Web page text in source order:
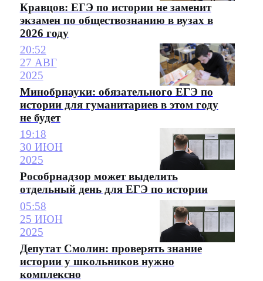
Кравцов: ЕГЭ по истории не заменит
экзамен по обществознанию в вузах в
2026 году
20:52
27 АВГ
2025
Минобрнауки: обязательного ЕГЭ по
истории для гуманитариев в этом году
не будет
19:18
30 ИЮН
2025
Рособрнадзор может выделить
отдельный день для ЕГЭ по истории
05:58
25 ИЮН
2025
Депутат Смолин: проверять знание
истории у школьников нужно
комплексно